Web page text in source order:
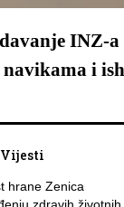
INZ-a
i ish
Vijesti
hrane Zenica